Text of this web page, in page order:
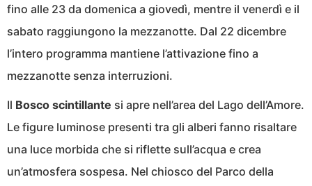
fino alle 23 da domenica a giovedì, mentre il venerdì e il
sabato raggiungono la mezzanotte. Dal 22 dicembre
l’intero programma mantiene l’attivazione fino a
mezzanotte senza interruzioni.
Il Bosco scintillante si apre nell’area del Lago dell’Amore.
Le figure luminose presenti tra gli alberi fanno risaltare
una luce morbida che si riflette sull’acqua e crea
un’atmosfera sospesa. Nel chiosco del Parco della